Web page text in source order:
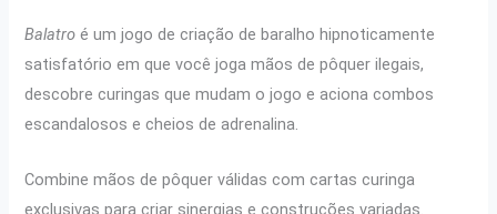
Balatro é um jogo de criação de baralho hipnoticamente
satisfatório em que você joga mãos de pôquer ilegais,
descobre curingas que mudam o jogo e aciona combos
escandalosos e cheios de adrenalina.
Combine mãos de pôquer válidas com cartas curinga
exclusivas para criar sinergias e construções variadas.